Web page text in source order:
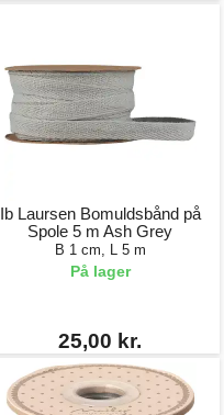
Ib Laursen Bomuldsbånd på
Spole 5 m Ash Grey
B 1 cm, L 5 m
På lager
25,00 kr.